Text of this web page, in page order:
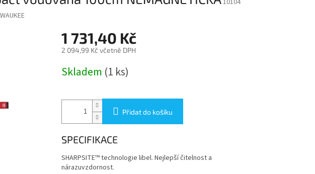
10104
1 731,40 Kč
2 094,99 Kč včetně DPH
cena:
Skladem (1 ks)
Přidat do košíku
SPECIFIKACE
SHARPSITE™ technologie libel. Nejlepší čitelnost a
nárazuvzdornost.